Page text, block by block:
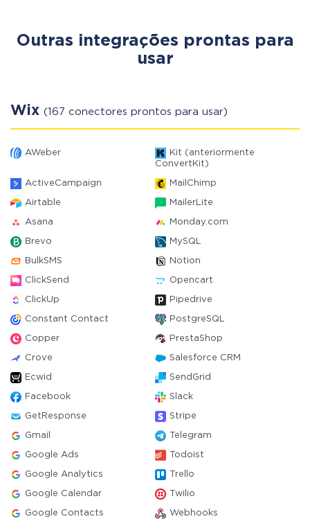
Outras integrações prontas para
usar
Wix (167 conectores prontos para usar)
AWeber
Kit (anteriormente
ConvertKit)
ActiveCampaign MailChimp
Airtable MailerLite
Asana Monday.com
Brevo MySQL
BulkSMS Notion
ClickSend Opencart
ClickUp Pipedrive
Constant Contact PostgreSQL
Copper PrestaShop
Crove Salesforce CRM
Ecwid SendGrid
Facebook Slack
GetResponse Stripe
Gmail Telegram
Google Ads Todoist
Google Analytics Trello
Google Calendar Twilio
Google Contacts Webhooks